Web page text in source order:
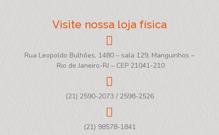
Visite nossa loja física
Rua Leopoldo Bulhões, 1480 – sala 129, Manguinhos –
Rio de Janeiro-RJ – CEP 21041-210
(21) 2590-2073 / 2598-2526
(21) 98578-1841